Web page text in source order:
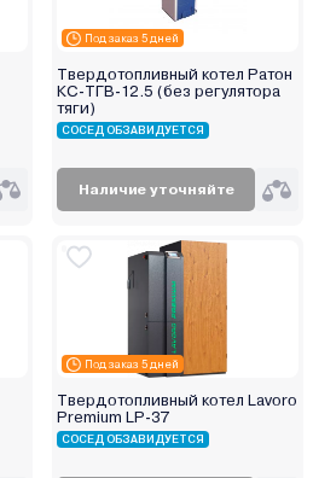
Под заказ 5 дней
Твердотопливный котел Ратон
КС-ТГВ-12.5 (без регулятора
тяги)
СОСЕД ОБЗАВИДУЕТСЯ
Наличие уточняйте
Под заказ 5 дней
Твердотопливный котел Lavoro
Premium LP-37
СОСЕД ОБЗАВИДУЕТСЯ